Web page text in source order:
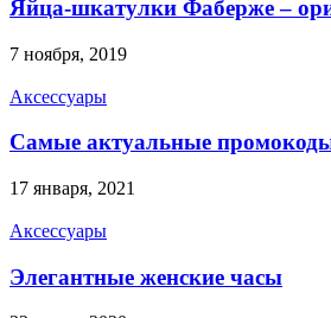
Яйца-шкатулки Фаберже –
7 ноября, 2019
Аксессуары
Самые актуальные
17 января, 2021
Аксессуары
Элегантные женские часы